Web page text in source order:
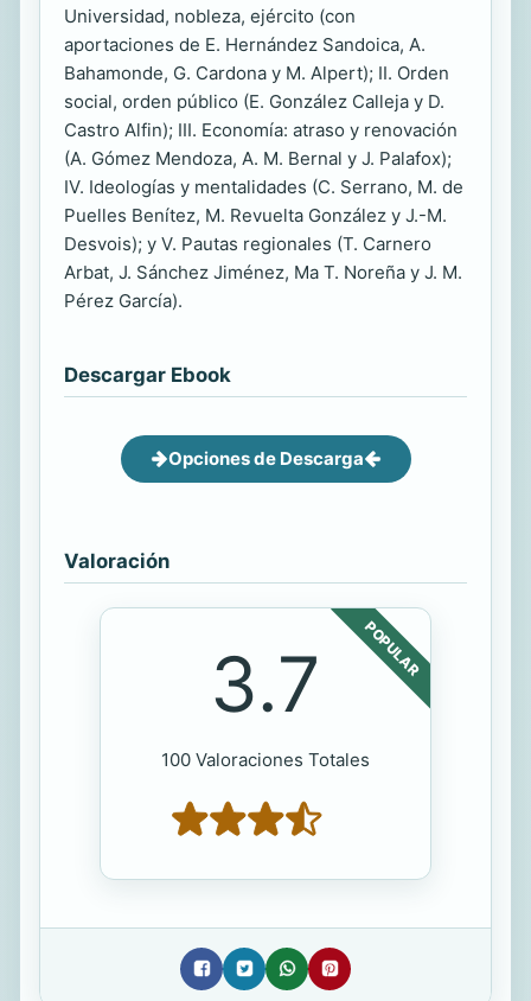
Universidad, nobleza, ejército (con
aportaciones de E. Hernández Sandoica, A.
Bahamonde, G. Cardona y M. Alpert); II. Orden
social, orden público (E. González Calleja y D.
Castro Alfin); III. Economía: atraso y renovación
(A. Gómez Mendoza, A. M. Bernal y J. Palafox);
IV. Ideologías y mentalidades (C. Serrano, M. de
Puelles Benítez, M. Revuelta González y J.-M.
Desvois); y V. Pautas regionales (T. Carnero
Arbat, J. Sánchez Jiménez, Ma T. Noreña y J. M.
Pérez García).
Descargar Ebook
Opciones de Descarga
Valoración
POPULAR
3.7
100 Valoraciones Totales